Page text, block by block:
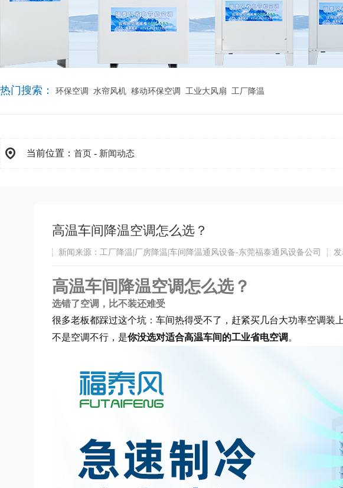
热门搜索： 环保空调 水帘风机 移动环保空调 工业大风扇 工厂降温
当前位置： 首页 - 新闻动态
高温车间降温空调怎么选？
新闻来源：工厂降温|厂房降温|车间降温通风设备-东莞福泰通风设备公司 发
高温车间降温空调怎么选？
选错了空调，比不装还难受
很多老板都踩过这个坑：车间热得受不了，赶紧买几台大功率空调装
不是空调不行，是你没选对适合高温车间的工业省电空调。